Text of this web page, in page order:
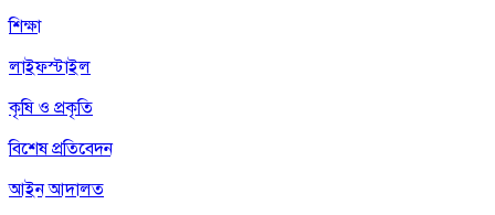
শিক্ষা
লাইফস্টাইল
কৃষি ও প্রকৃতি
বিশেষ প্রতিবেদন
আইন আদালত